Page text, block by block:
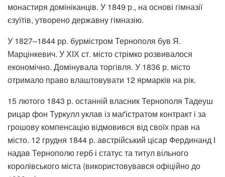
монастиря домініканців. У 1849 р., на основі гімназії
єзуїтів, утворено державну гімназію.
У 1827–1844 рр. бурмістром Тернополя був Я.
Марцінкевич. У ХІХ ст. місто стрімко розвивалося
економічно. Домінувала торгівля. У 1836 р. місто
отримало право влаштовувати 12 ярмарків на рік.
15 лютого 1843 р. останній власник Тернополя Тадеуш
рицар фон Туркулл уклав із маґістратом контракт і за
грошову компенсацію відмовився від своїх прав на
місто. 12 грудня 1844 р. австрійський цісар Фердинанд І
надав Тернополю герб і статус та титул вільного
королівського міста (використовувався офіційно до